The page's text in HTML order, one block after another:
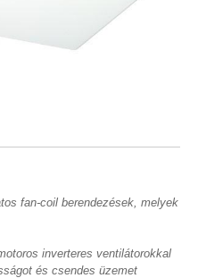
fan-coil berendezések, melyek
inverteres ventilátorokkal
és csendes üzemet